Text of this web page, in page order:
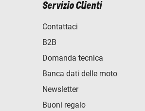
Servizio Clienti
Contattaci
B2B
Domanda tecnica
Banca dati delle moto
Newsletter
Buoni regalo